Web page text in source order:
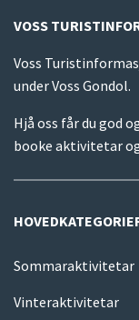
VOSS
Voss
under Voss Gondol.
Hjå oss får du god
booke aktivitetar
Sommaraktivitetar
Vinteraktivitetar